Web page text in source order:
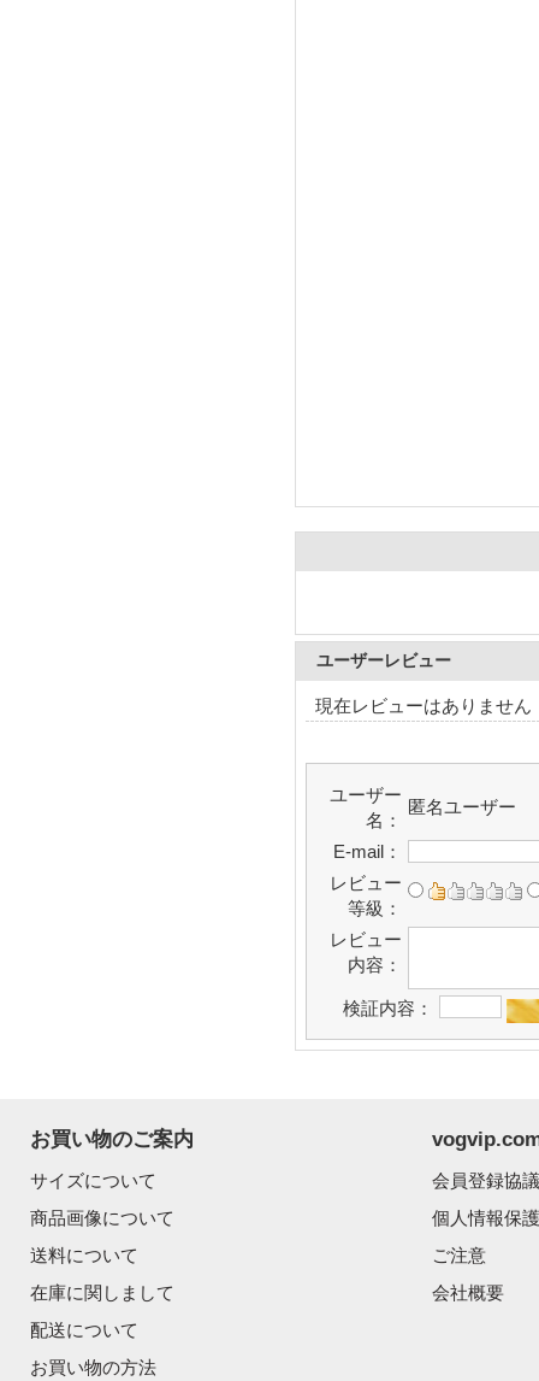
ユーザーレビュー
現在レビューはありません
ユーザー
名：
匿名ユーザー
E-mail：
レビュー
等級：
レビュー
内容：
検証内容：
お買い物のご案内
サイズについて
商品画像について
送料について
在庫に関しまして
配送について
お買い物の方法
会員登録協
個人情報保
ご注意
会社概要